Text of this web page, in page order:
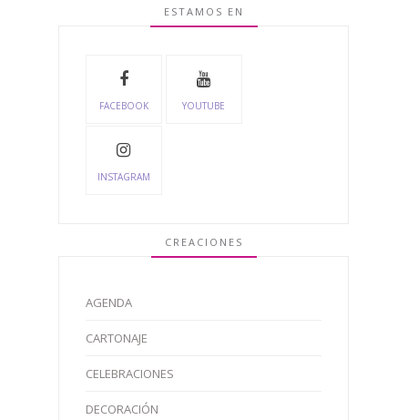
ESTAMOS EN
FACEBOOK YOUTUBE
INSTAGRAM
CREACIONES
AGENDA
CARTONAJE
CELEBRACIONES
DECORACIÓN